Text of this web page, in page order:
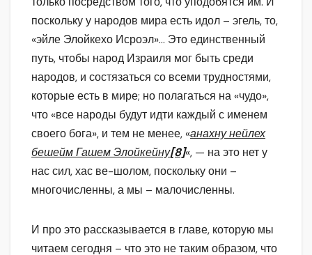
поскольку у народов мира есть идол – эгель, то,
«эйле Элойкехо Исроэл»… Это единственный
путь, чтобы народ Израиля мог быть среди
народов, и состязаться со всеми трудностями,
которые есть в мире; но полагаться на «чудо»,
что «все народы будут идти каждый с именем
своего бога», и тем не менее, «анахну нейлех
бешейм Гашем Элойкейну[8]«, — на это нет у
нас сил, хас ве-шолом, поскольку они –
многочисленны, а мы – малочисленны.
И про это рассказывается в главе, которую мы
читаем сегодня – что это не таким образом, что